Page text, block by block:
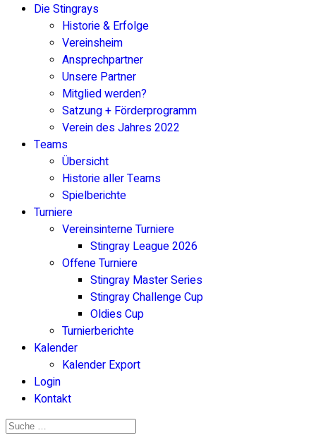
Die Stingrays
Historie & Erfolge
Vereinsheim
Ansprechpartner
Unsere Partner
Mitglied werden?
Satzung + Förderprogramm
Verein des Jahres 2022
Teams
Übersicht
Historie aller Teams
Spielberichte
Turniere
Vereinsinterne Turniere
Stingray League 2026
Offene Turniere
Stingray Master Series
Stingray Challenge Cup
Oldies Cup
Turnierberichte
Kalender
Kalender Export
Login
Kontakt